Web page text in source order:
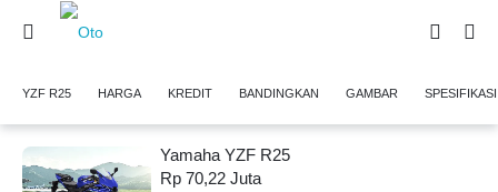
YZF R25 HARGA KREDIT BANDINGKAN GAMBAR SPESIFIKASI
Yamaha YZF R25
Rp 70,22 Juta